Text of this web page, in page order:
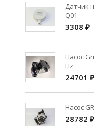
Датчик
Q01
3308 ₽
Насос
Hz
24701 ₽
Насос
28782 ₽